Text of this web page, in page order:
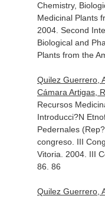
Chemistry,
Medicinal Plants
2004. Second
Biological and
Plants from the
Quilez Guerrero,
Cámara Artigas,
Recursos
Introducci?N
Pedernales
congreso. III
Vitoria. 2004. III
86. 86
Quilez Guerrero,